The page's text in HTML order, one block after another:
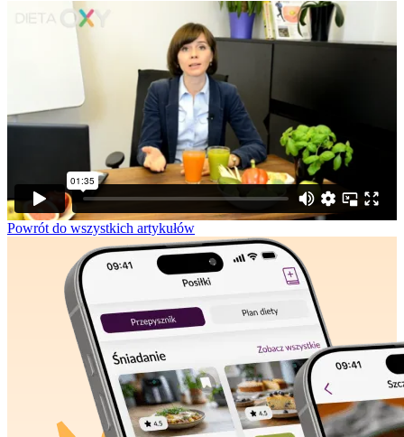
Powrót do wszystkich artykułów